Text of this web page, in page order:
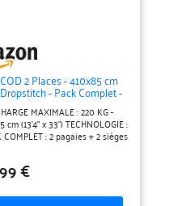
2 Places - 410x85 cm
- Pack Complet -
kg MAXIMALE : 220 KG -
cm (13'4" x 33") TECHNOLOGIE :
: 2 pagaies + 2 sièges
kayak gonflable Wattsup COD
Le COD est configuré pour
un grand confort grâce à sa
réglables et ergonomiques.
€